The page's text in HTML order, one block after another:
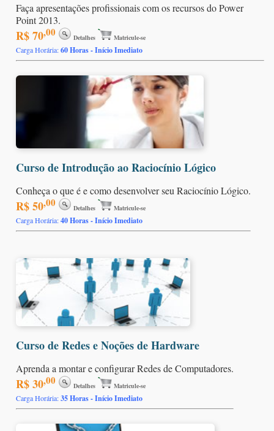
Faça apresentações profissionais com os recursos do Power
Point 2013.
R$ 70,00 Detalhes Matricule-se
Carga Horária:60 Horas - Início Imediato
Curso de Introdução ao Raciocínio Lógico
Conheça o que é e como desenvolver seu Raciocínio Lógico.
R$ 50,00 Detalhes Matricule-se
Carga Horária:40 Horas - Início Imediato
Curso de Redes e Noções de Hardware
Aprenda a montar e configurar Redes de Computadores.
R$ 30,00 Detalhes Matricule-se
Carga Horária:35 Horas - Início Imediato